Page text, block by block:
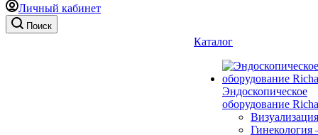
Личный кабинет
Поиск
Каталог
Эндоскопическое
оборудование
Визуализация
Гинекология